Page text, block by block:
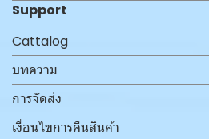
Support
Cattalog
บทความ
การจัดส่ง
เงื่อนไขการคืนสินค้า